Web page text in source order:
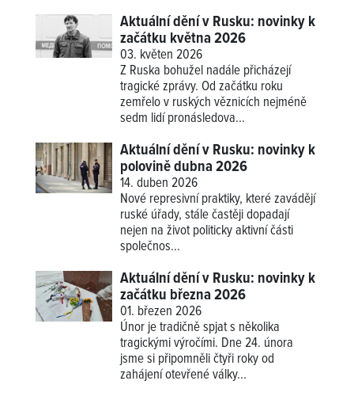
Aktuální dění v Rusku: novinky k
začátku května 2026
03. květen 2026
Z Ruska bohužel nadále přicházejí
tragické zprávy. Od začátku roku
zemřelo v ruských věznicích nejméně
sedm lidí pronásledova...
Aktuální dění v Rusku: novinky k
polovině dubna 2026
14. duben 2026
Nové represivní praktiky, které zavádějí
ruské úřady, stále častěji dopadají
nejen na život politicky aktivní části
společnos...
Aktuální dění v Rusku: novinky k
začátku března 2026
01. březen 2026
Únor je tradičně spjat s několika
tragickými výročími. Dne 24. února
jsme si připomněli čtyři roky od
zahájení otevřené války...